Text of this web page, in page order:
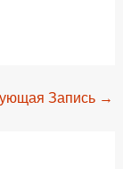
Запись →